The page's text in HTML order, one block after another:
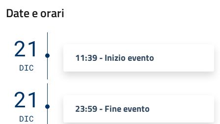
Date e orari
21
DIC
11:39 - Inizio evento
21
DIC
23:59 - Fine evento